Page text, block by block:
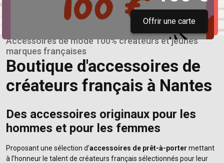
Offrir une carte
Accessoires de mode 100% créateurs et jeunes
marques françaises
Boutique d'accessoires de
créateurs français à Nantes
Des accessoires originaux pour les
hommes et pour les femmes
Proposant une sélection d’accessoires de prêt-à-porter mettant
à l’honneur le talent de créateurs français sélectionnés pour leur